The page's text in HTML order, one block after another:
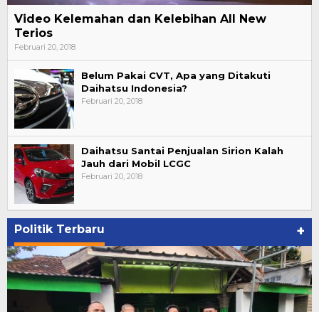
Video Kelemahan dan Kelebihan All New
Terios
Februari 20, 2018
Belum Pakai CVT, Apa yang Ditakuti
Daihatsu Indonesia?
Februari 20, 2018
Daihatsu Santai Penjualan Sirion Kalah
Jauh dari Mobil LCGC
Februari 20, 2018
Politik Terbaru +